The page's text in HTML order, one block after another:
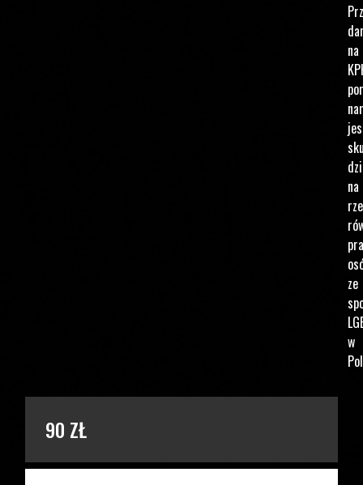
na
na
ze
w
90 ZŁ
PODAJ KWOTĘ